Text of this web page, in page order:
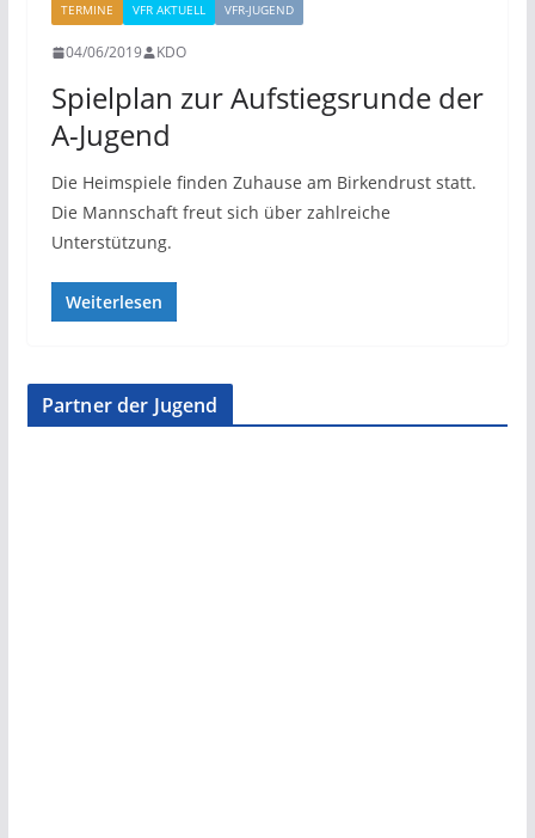
TERMINE VFR AKTUELL VFR-JUGEND
04/06/2019 KDO
Spielplan zur Aufstiegsrunde der
A-Jugend
Die Heimspiele finden Zuhause am Birkendrust statt.
Die Mannschaft freut sich über zahlreiche
Unterstützung.
Weiterlesen
Partner der Jugend